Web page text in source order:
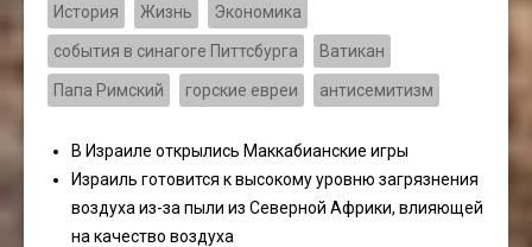
История Жизнь Экономика
события в синагоге Питтсбурга Ватикан
Папа Римский горские евреи антисемитизм
В Израиле открылись Маккабианские игры
Израиль готовится к высокому уровню загрязнения
воздуха из-за пыли из Северной Африки, влияющей
на качество воздуха